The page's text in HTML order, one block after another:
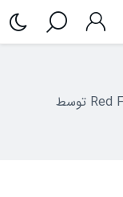
به‌نظر می‌رسد دنباله بازی Red Faction: Guerrilla توسط